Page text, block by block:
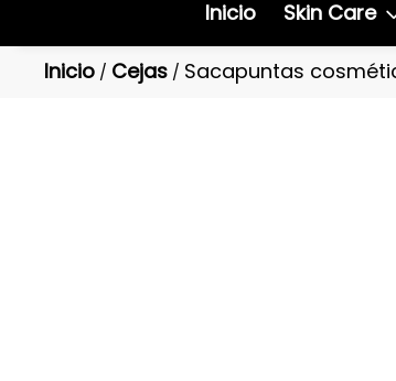
Inicio Skin Care
Inicio / Cejas / Sacapuntas